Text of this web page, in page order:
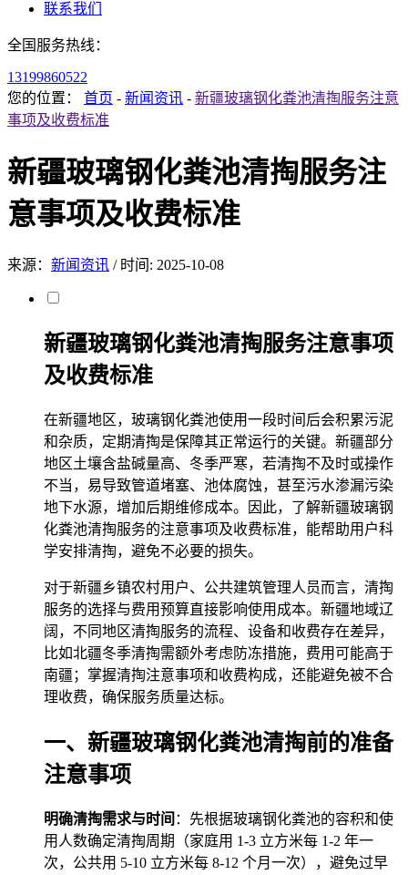
联系我们
全国服务热线：
13199860522
您的位置： 首页 - 新闻资讯 - 新疆玻璃钢化粪池清掏服务注意
事项及收费标准
新疆玻璃钢化粪池清掏服务注
意事项及收费标准
来源： 新闻资讯 / 时间: 2025-10-08
新疆玻璃钢化粪池清掏服务注意事项
及收费标准
在新疆地区，玻璃钢化粪池使用一段时间后会积累污泥
和杂质，定期清掏是保障其正常运行的关键。新疆部分
地区土壤含盐碱量高、冬季严寒，若清掏不及时或操作
不当，易导致管道堵塞、池体腐蚀，甚至污水渗漏污染
地下水源，增加后期维修成本。因此，了解新疆玻璃钢
化粪池清掏服务的注意事项及收费标准，能帮助用户科
学安排清掏，避免不必要的损失。
对于新疆乡镇农村用户、公共建筑管理人员而言，清掏
服务的选择与费用预算直接影响使用成本。新疆地域辽
阔，不同地区清掏服务的流程、设备和收费存在差异，
比如北疆冬季清掏需额外考虑防冻措施，费用可能高于
南疆；掌握清掏注意事项和收费构成，还能避免被不合
理收费，确保服务质量达标。
一、新疆玻璃钢化粪池清掏前的准备
注意事项
明确清掏需求与时间 ：先根据玻璃钢化粪池的容积和使
用人数确定清掏周期（家庭用 1-3 立方米每 1-2 年一
次，公共用 5-10 立方米每 8-12 个月一次），避免过早